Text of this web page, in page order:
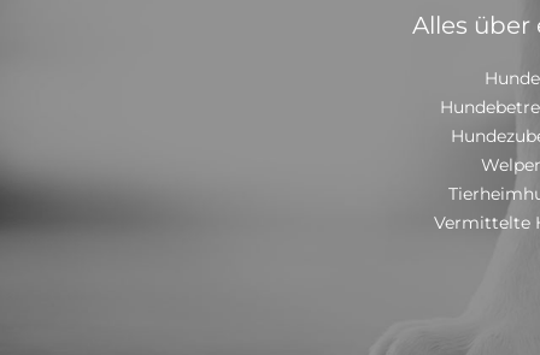
Alles über
Hunde
Vermittelte